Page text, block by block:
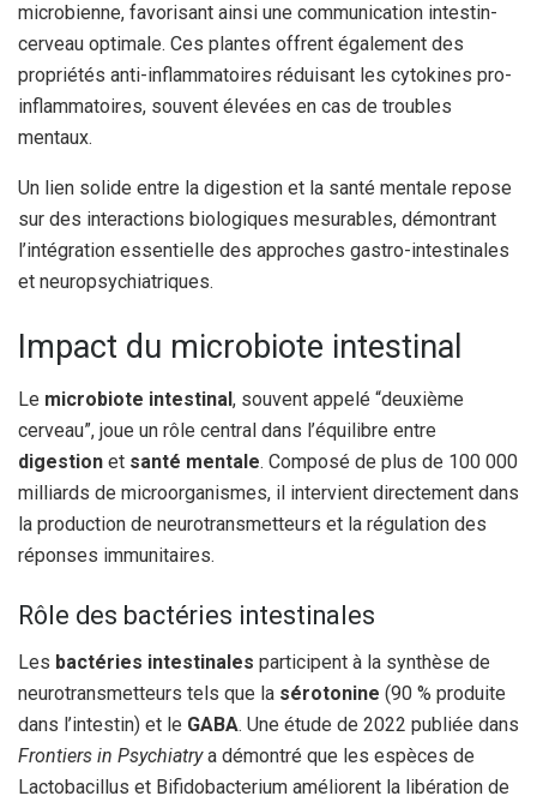
microbienne, favorisant ainsi une communication intestin-
cerveau optimale. Ces plantes offrent également des
propriétés anti-inflammatoires réduisant les cytokines pro-
inflammatoires, souvent élevées en cas de troubles
mentaux.
Un lien solide entre la digestion et la santé mentale repose
sur des interactions biologiques mesurables, démontrant
l’intégration essentielle des approches gastro-intestinales
et neuropsychiatriques.
Impact du microbiote intestinal
Le microbiote intestinal , souvent appelé “deuxième
cerveau”, joue un rôle central dans l’équilibre entre
digestion et santé mentale. Composé de plus de 100 000
milliards de microorganismes, il intervient directement dans
la production de neurotransmetteurs et la régulation des
réponses immunitaires.
Rôle des bactéries intestinales
Les bactéries intestinales participent à la synthèse de
neurotransmetteurs tels que la sérotonine (90 % produite
dans l’intestin) et le GABA. Une étude de 2022 publiée dans
Frontiers in Psychiatrya démontré que les espèces de
Lactobacillus et Bifidobacterium améliorent la libération de